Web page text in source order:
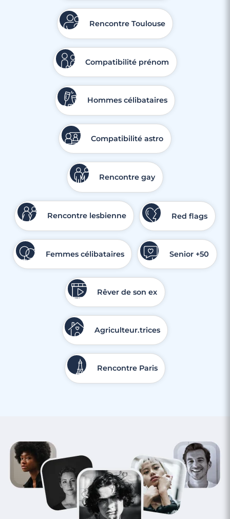
Rencontre Toulouse
Compatibilité prénom
Hommes célibataires
Compatibilité astro
Rencontre gay
Rencontre lesbienne Red flags
Femmes célibataires Senior +50
Rêver de son ex
Agriculteur.trices
Rencontre Paris